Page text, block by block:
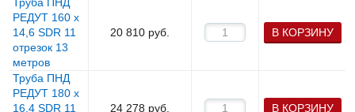
Труба ПНД
РЕДУТ 160 х
14,6 SDR 11
отрезок 13
метров
20 810 руб. В КОРЗИНУ
Труба ПНД
РЕДУТ 180 х
16,4 SDR 11
24 278 руб. В КОРЗИНУ